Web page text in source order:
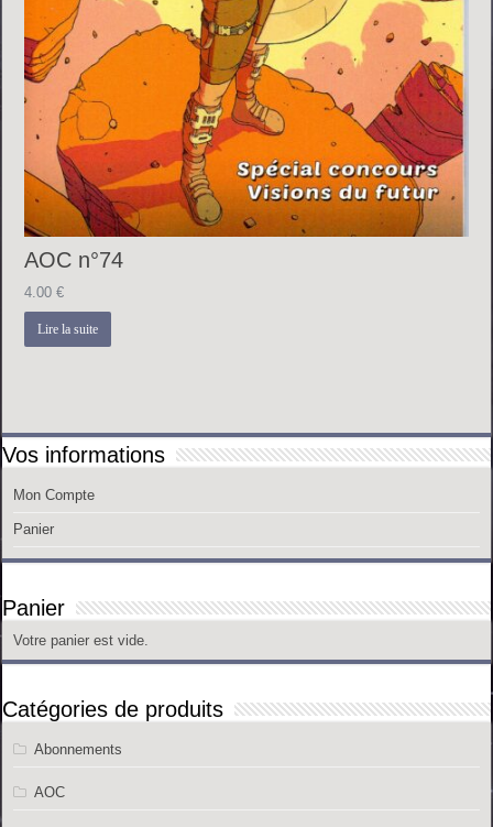
AOC n°74
4.00€
Lire la suite
Vos informations
Mon Compte
Panier
Panier
Votre panier est vide.
Catégories de produits
Abonnements
AOC